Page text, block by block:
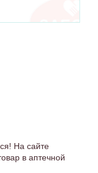
На сайте
в аптечной